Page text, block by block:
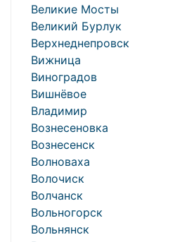
Великие Мосты
Великий Бурлук
Верхнеднепровск
Вижница
Виноградов
Вишнёвое
Владимир
Вознесеновка
Вознесенск
Волноваха
Волочиск
Волчанск
Вольногорск
Вольнянск